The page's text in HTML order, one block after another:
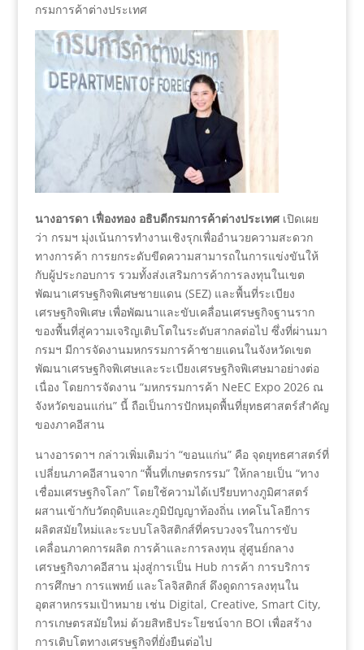
กรมการค้าต่างประเทศ
นางอารดา เฟื่องทอง อธิบดีกรมการค้าต่างประเทศเปิดเผย
ว่า กรมฯ มุ่งเน้นการทำงานเชิงรุกเพื่ออำนวยความสะดวก
ทางการค้า การยกระดับขีดความสามารถในการแข่งขันให้
กับผู้ประกอบการ รวมทั้งส่งเสริมการค้าการลงทุนในเขต
พัฒนาเศรษฐกิจพิเศษชายแดน (SEZ) และพื้นที่ระเบียง
เศรษฐกิจพิเศษ เพื่อพัฒนาและขับเคลื่อนเศรษฐกิจฐานราก
ของพื้นที่สู่ความเจริญเติบโตในระดับสากลต่อไป ซึ่งที่ผ่านมา
กรมฯ มีการจัดงานมหกรรมการค้าชายแดนในจังหวัดเขต
พัฒนาเศรษฐกิจพิเศษและระเบียงเศรษฐกิจพิเศษมาอย่างต่อ
เนื่อง โดยการจัดงาน “มหกรรมการค้า NeEC Expo 2026 ณ
จังหวัดขอนแก่น” นี้ ถือเป็นการปักหมุดพื้นที่ยุทธศาสตร์สำคัญ
ของภาคอีสาน
นางอารดาฯ กล่าวเพิ่มเติมว่า “ขอนแก่น” คือ จุดยุทธศาสตร์ที่
เปลี่ยนภาคอีสานจาก “พื้นที่เกษตรกรรม” ให้กลายเป็น “ทาง
เชื่อมเศรษฐกิจโลก” โดยใช้ความได้เปรียบทางภูมิศาสตร์
ผสานเข้ากับวัตถุดิบและภูมิปัญญาท้องถิ่น เทคโนโลยีการ
ผลิตสมัยใหม่และระบบโลจิสติกส์ที่ครบวงจรในการขับ
เคลื่อนภาคการผลิต การค้าและการลงทุน สู่ศูนย์กลาง
เศรษฐกิจภาคอีสาน มุ่งสู่การเป็น Hub การค้า การบริการ
การศึกษา การแพทย์ และโลจิสติกส์ ดึงดูดการลงทุนใน
อุตสาหกรรมเป้าหมาย เช่น Digital, Creative, Smart City,
การเกษตรสมัยใหม่ ด้วยสิทธิประโยชน์จาก BOI เพื่อสร้าง
การเติบโตทางเศรษฐกิจที่ยั่งยืนต่อไป